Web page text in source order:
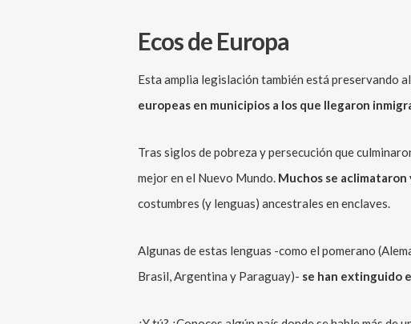
Ecos de Europa
Esta amplia legislación también está preservando
europeas en municipios a los que llegaron
Tras siglos de pobreza y persecución que
mejor en el Nuevo Mundo. Muchos se
costumbres (y lenguas) ancestrales en enclaves.
Algunas de estas lenguas -como el pomerano
Brasil, Argentina y Paraguay)- se han extinguido